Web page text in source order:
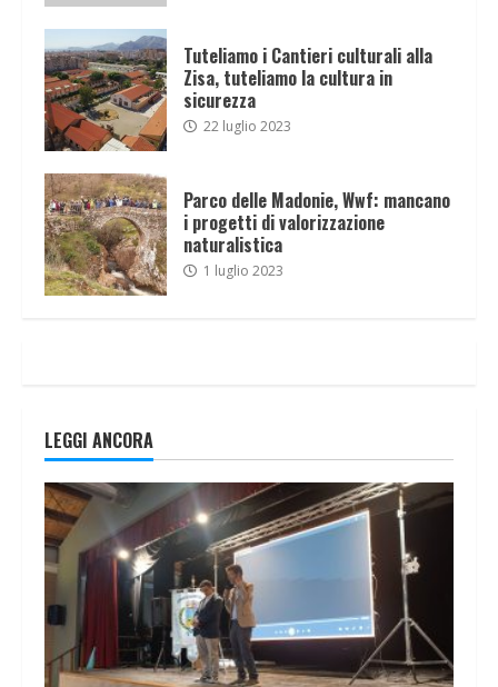
Tuteliamo i Cantieri culturali alla
Zisa, tuteliamo la cultura in
sicurezza
22 luglio 2023
Parco delle Madonie, Wwf: mancano
i progetti di valorizzazione
naturalistica
1 luglio 2023
LEGGI ANCORA